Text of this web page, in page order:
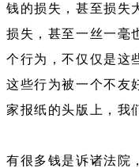
钱的损失，甚至损失
损失，甚至一丝一毫
个行为，不仅仅是这
这些行为被一个不友
家报纸的头版上，我
有很多钱是诉诸法院